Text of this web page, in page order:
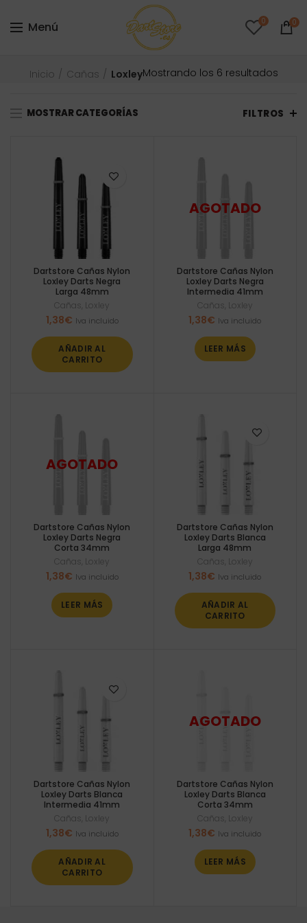
Menú 0 0
Inicio Cañas LoxleyMostrando los 6 resultados
bajo
MOSTRAR CATEGORÍAS FILTROS
Dartstore Cañas Nylon
Loxley Darts Negra
Larga 48mm
Cañas Loxley
1,38€ Iva incluido
AÑADIR AL
CARRITO
Dartstore Cañas Nylon
Loxley Darts Negra
Intermedia 41mm
Cañas Loxley
1,38€ Iva incluido
LEER MÁS
Dartstore Cañas Nylon
Loxley Darts Negra
Corta 34mm
Cañas Loxley
1,38€ Iva incluido
LEER MÁS
Dartstore Cañas Nylon
Loxley Darts Blanca
Larga 48mm
Cañas Loxley
1,38€ Iva incluido
AÑADIR AL
CARRITO
Dartstore Cañas Nylon
Loxley Darts Blanca
Intermedia 41mm
Cañas Loxley
1,38€ Iva incluido
AÑADIR AL
CARRITO
Dartstore Cañas Nylon
Loxley Darts Blanca
Corta 34mm
Cañas Loxley
1,38€ Iva incluido
LEER MÁS